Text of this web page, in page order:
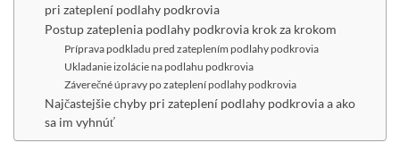
pri zateplení podlahy podkrovia
Postup zateplenia podlahy podkrovia krok za krokom
Príprava podkladu pred zateplením podlahy podkrovia
Ukladanie izolácie na podlahu podkrovia
Záverečné úpravy po zateplení podlahy podkrovia
Najčastejšie chyby pri zateplení podlahy podkrovia a ako
sa im vyhnúť